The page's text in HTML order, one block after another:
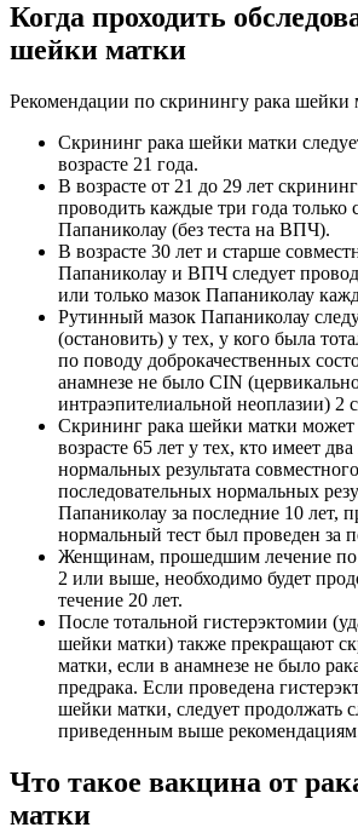
Когда проходить
шейки матки
Рекомендации по скринингу рака шейки
Скрининг рака шейки матки
возрасте 21 года.
В возрасте от 21 до 29 лет
проводить каждые три года только
Папаниколау (без теста на ВПЧ).
В возрасте 30 лет и старше
Папаниколау и ВПЧ следует
или только мазок Папаниколау
Рутинный мазок Папаниколау
(остановить) у тех, у кого была
по поводу доброкачественных
анамнезе не было CIN
интраэпителиальной неоплазии) 2
Скрининг рака шейки матки
возрасте 65 лет у тех, кто имеет
нормальных результата
последовательных нормальных
Папаниколау за последние 10 лет,
нормальный тест был проведен за
Женщинам, прошедшим лечение по
2 или выше, необходимо будет
течение 20 лет.
После тотальной гистерэктомии
шейки матки) также прекращают
матки, если в анамнезе не было
предрака. Если проведена
шейки матки, следует продолжать
приведенным выше
Что такое вакцина от
матки